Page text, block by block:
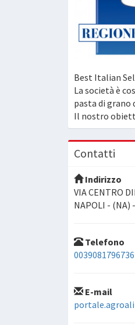
Best Italian
La società è
pasta di grano
Il nostro
Contatti
Indirizzo
VIA CENTRO
NAPOLI - (NA)
Telefono
E-mail